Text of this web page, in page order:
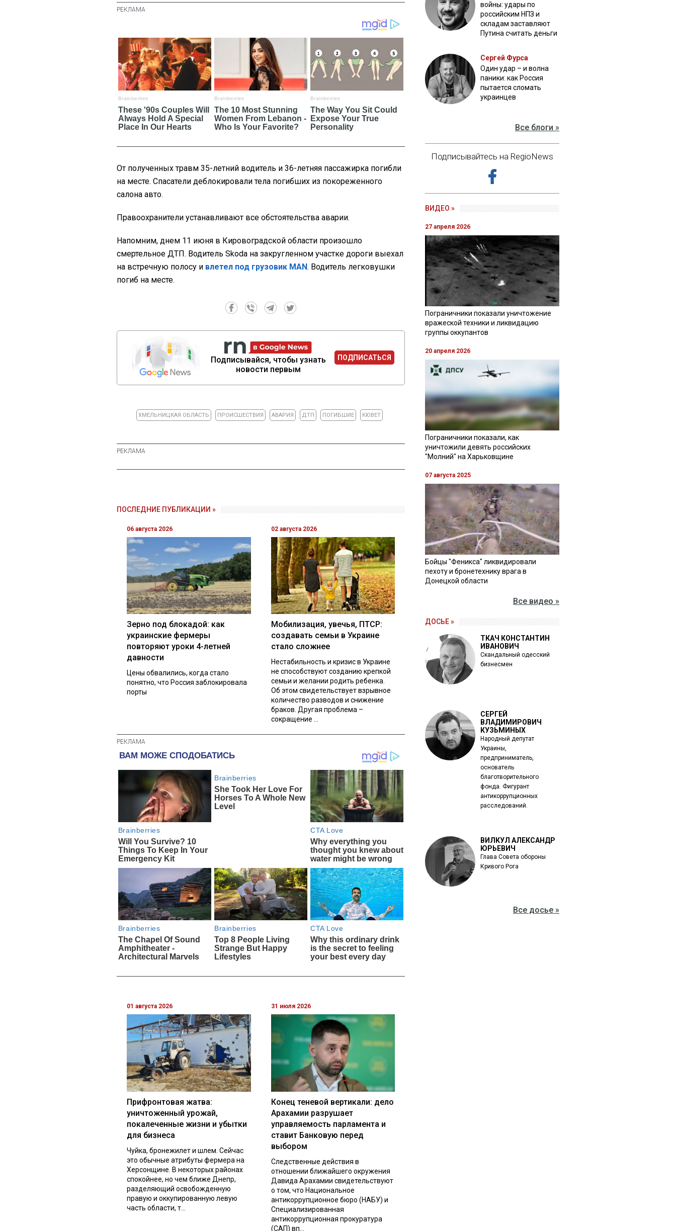
От полученных травм 35-летний водитель и 36-летняя пассажирка погибли
на месте. Спасатели деблокировали тела погибших из покореженного
салона авто.
Правоохранители устанавливают все обстоятельства аварии.
Напомним, днем 11 июня в Кировоградской области произошло
смертельное ДТП. Водитель Skoda на закругленном участке дороги выехал
на встречную полосу и влетел под грузовик MAN. Водитель легковушки
погиб на месте.
Подписывайся, чтобы узнать
новости первым
ПОДПИСАТЬСЯ
ХМЕЛЬНИЦКАЯ ОБЛАСТЬ ПРОИСШЕСТВИЯ АВАРИЯ ДТП ПОГИБШИЕ КЮВЕТ
ПОСЛЕДНИЕ ПУБЛИКАЦИИ »
06 августа 2026
Зерно под блокадой: как
украинские фермеры
повторяют уроки 4-летней
давности
Цены обвалились, когда стало
понятно, что Россия заблокировала
порты
02 августа 2026
Мобилизация, увечья, ПТСР:
создавать семьи в Украине
стало сложнее
Нестабильность и кризис в Украине
не способствуют созданию крепкой
семьи и желании родить ребенка.
Об этом свидетельствует взрывное
количество разводов и снижение
браков. Другая проблема –
сокращение ...
01 августа 2026
Прифронтовая жатва:
уничтоженный урожай,
покалеченные жизни и убытки
для бизнеса
Чуйка, бронежилет и шлем. Сейчас
это обычные атрибуты фермера на
Херсонщине. В некоторых районах
спокойнее, но чем ближе Днепр,
разделяющий освобожденную
правую и оккупированную левую
часть области, т...
31 июля 2026
Конец теневой вертикали: дело
Арахамии разрушает
управляемость парламента и
ставит Банковую перед
выбором
Следственные действия в
отношении ближайшего окружения
Давида Арахамии свидетельствуют
о том, что Национальное
антикоррупционное бюро (НАБУ) и
Специализированная
антикоррупционная прокуратура
(САП) вп...
войны: удары по
российским НПЗ и
складам заставляют
Путина считать деньги
Сергей Фурса
Один удар – и волна
паники: как Россия
пытается сломать
украинцев
Все блоги »
Подписывайтесь на RegioNews
ВИДЕО »
27 апреля 2026
Пограничники показали уничтожение
вражеской техники и ликвидацию
группы оккупантов
20 апреля 2026
Пограничники показали, как
уничтожили девять российских
"Молний" на Харьковщине
07 августа 2025
Бойцы "Феникса" ликвидировали
пехоту и бронетехнику врага в
Донецкой области
Все видео »
ДОСЬЕ »
ТКАЧ КОНСТАНТИН
ИВАНОВИЧ
Скандальный одесский
бизнесмен
СЕРГЕЙ
ВЛАДИМИРОВИЧ
КУЗЬМИНЫХ
Народный депутат
Украины,
предприниматель,
основатель
благотворительного
фонда. Фигурант
антикоррупционных
расследований.
ВИЛКУЛ АЛЕКСАНДР
ЮРЬЕВИЧ
Глава Совета обороны
Кривого Рога
Все досье »